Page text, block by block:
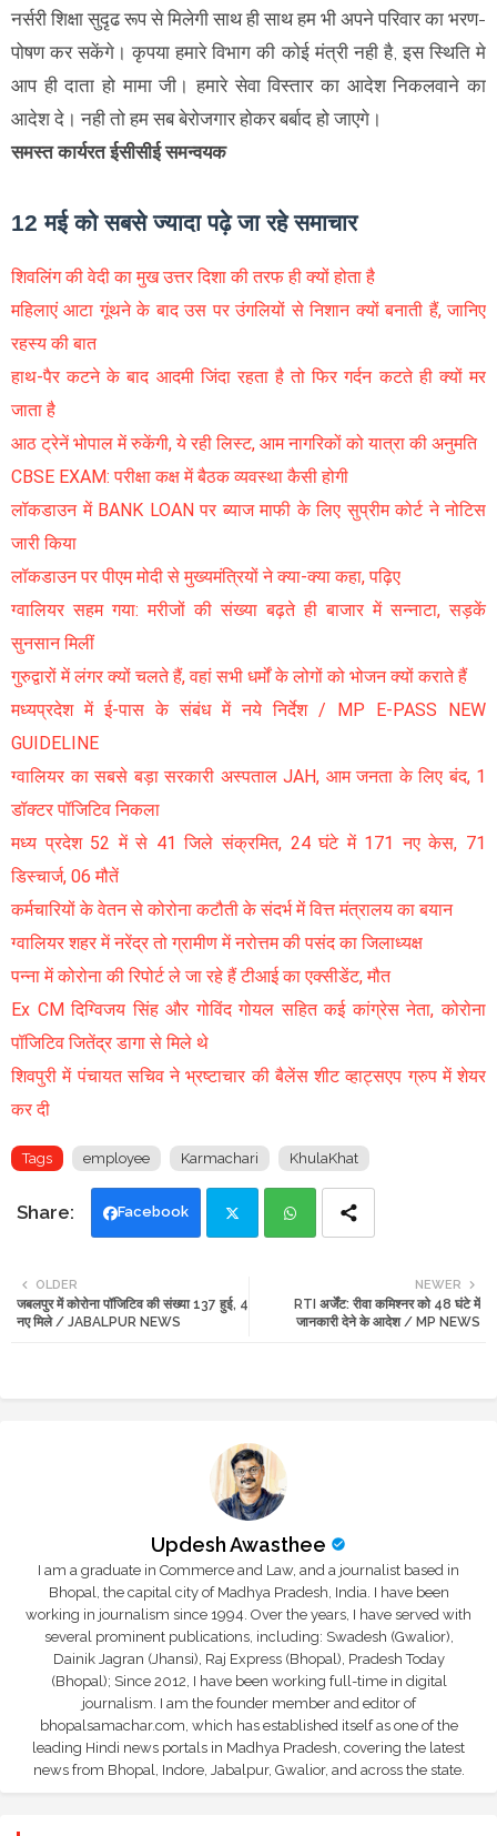
नर्सरी शिक्षा सुदृढ रूप से मिलेगी साथ ही साथ हम भी अपने परिवार का भरण-
पोषण कर सकेंगे। कृपया हमारे विभाग की कोई मंत्री नही है, इस स्थिति मे
आप ही दाता हो मामा जी। हमारे सेवा विस्तार का आदेश निकलवाने का
आदेश दे। नही तो हम सब बेरोजगार होकर बर्बाद हो जाएगे।
समस्त कार्यरत ईसीसीई समन्वयक
12 मई को सबसे ज्यादा पढ़े जा रहे समाचार
शिवलिंग की वेदी का मुख उत्तर दिशा की तरफ ही क्यों होता है
महिलाएं आटा गूंथने के बाद उस पर उंगलियों से निशान क्यों बनाती हैं, जानिए
रहस्य की बात
हाथ-पैर कटने के बाद आदमी जिंदा रहता है तो फिर गर्दन कटते ही क्यों मर
जाता है
आठ ट्रेनें भोपाल में रुकेंगी, ये रही लिस्ट, आम नागरिकों को यात्रा की अनुमति
CBSE EXAM: परीक्षा कक्ष में बैठक व्यवस्था कैसी होगी
लॉकडाउन में BANK LOAN पर ब्याज माफी के लिए सुप्रीम कोर्ट ने नोटिस
जारी किया
लॉकडाउन पर पीएम मोदी से मुख्यमंत्रियों ने क्या-क्या कहा, पढ़िए
ग्वालियर सहम गया: मरीजों की संख्या बढ़ते ही बाजार में सन्नाटा, सड़कें
सुनसान मिलीं
गुरुद्वारों में लंगर क्यों चलते हैं, वहां सभी धर्मों के लोगों को भोजन क्यों कराते हैं
मध्यप्रदेश में ई-पास के संबंध में नये निर्देश / MP E-PASS NEW
GUIDELINE
ग्वालियर का सबसे बड़ा सरकारी अस्पताल JAH, आम जनता के लिए बंद, 1
डॉक्टर पॉजिटिव निकला
मध्य प्रदेश 52 में से 41 जिले संक्रमित, 24 घंटे में 171 नए केस, 71
डिस्चार्ज, 06 मौतें
कर्मचारियों के वेतन से कोरोना कटौती के संदर्भ में वित्त मंत्रालय का बयान
ग्वालियर शहर में नरेंद्र तो ग्रामीण में नरोत्तम की पसंद का जिलाध्यक्ष
पन्ना में कोरोना की रिपोर्ट ले जा रहे हैं टीआई का एक्सीडेंट, मौत
Ex CM दिग्विजय सिंह और गोविंद गोयल सहित कई कांग्रेस नेता, कोरोना
पॉजिटिव जितेंद्र डागा से मिले थे
शिवपुरी में पंचायत सचिव ने भ्रष्टाचार की बैलेंस शीट व्हाट्सएप ग्रुप में शेयर
कर दी
Tags employee Karmachari KhulaKhat
Facebook
tte ats
NEWER
RTI अर्जेंट: रीवा कमिश्नर को 48 घंटे में
जानकारी देने के आदेश / MP NEWS
OLDER
जबलपुर में कोरोना पॉजिटिव की संख्या 137 हुई, 4
नए मिले / JABALPUR NEWS
Updesh Awasthee
I am a graduate in Commerce and Law, and a journalist based in
Bhopal, the capital city of Madhya Pradesh, India. I have been
working in journalism since 1994. Over the years, I have served with
several prominent publications, including: Swadesh (Gwalior),
Dainik Jagran (Jhansi), Raj Express (Bhopal), Pradesh Today
(Bhopal); Since 2012, I have been working full-time in digital
journalism. I am the founder member and editor of
bhopalsamachar.com, which has established itself as one of the
leading Hindi news portals in Madhya Pradesh, covering the latest
news from Bhopal, Indore, Jabalpur, Gwalior, and across the state.